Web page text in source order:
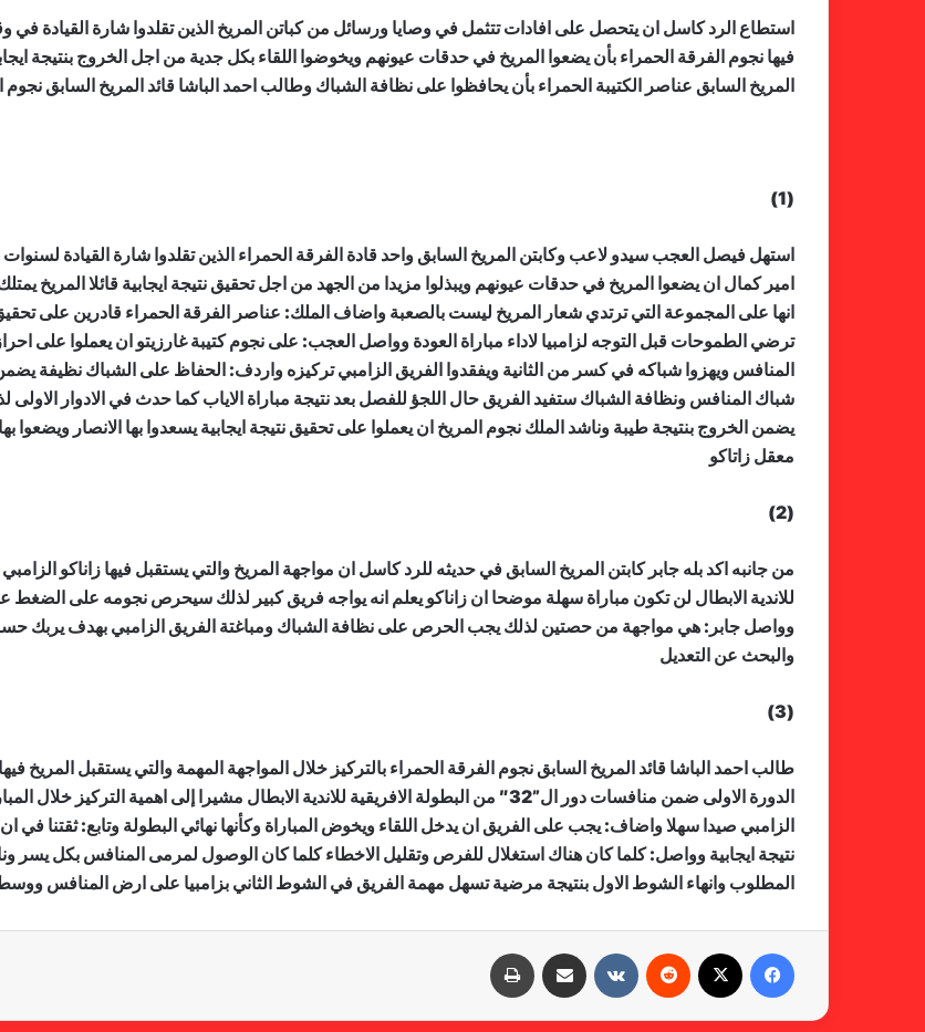
استطاع الرد كاسل ان يتحصل على افادات تتثمل في وصايا ورسائل من كباتن المريخ الذين تقلدوا شارة
فيها نجوم الفرقة الحمراء بأن يضعوا المريخ في حدقات عيونهم ويخوضوا اللقاء بكل جدية من اجل الخروج بنتيجة
المريخ السابق عناصر الكتيبة الحمراء بأن يحافظوا على نظافة الشباك وطالب احمد الباشا قائد المريخ السابق نجوم
(1)
استهل فيصل العجب سيدو لاعب وكابتن المريخ السابق واحد قادة الفرقة الحمراء الذين تقلدوا شارة القيادة
امير كمال ان يضعوا المريخ في حدقات عيونهم ويبذلوا مزيدا من الجهد من اجل تحقيق نتيجة ايجابية قائلا المريخ
انها على المجموعة التي ترتدي شعار المريخ ليست بالصعبة واضاف الملك: عناصر الفرقة الحمراء قادرين على تحقيق
ترضي الطموحات قبل التوجه لزامبيا لاداء مباراة العودة وواصل العجب: على نجوم كتيبة غارزيتو ان يعملوا على
المنافس ويهزوا شباكه في كسر من الثانية ويفقدوا الفريق الزامبي تركيزه واردف: الحفاظ على الشباك نظيفة
شباك المنافس ونظافة الشباك ستفيد الفريق حال اللجؤ للفصل بعد نتيجة مباراة الاياب كما حدث في الادوار
يضمن الخروج بنتيجة طيبة وناشد الملك نجوم المريخ ان يعملوا على تحقيق نتيجة ايجابية يسعدوا بها الانصار ويضعوا
معقل زاتاكو
(2)
للاندية الابطال لن تكون مباراة سهلة موضحا ان زاناكو يعلم انه يواجه فريق كبير لذلك سيحرص نجومه على
وواصل جابر: هي مواجهة من حصتين لذلك يجب الحرص على نظافة الشباك ومباغتة الفريق الزامبي بهدف يربك
والبحث عن التعديل
(3)
طالب احمد الباشا قائد المريخ السابق نجوم الفرقة الحمراء بالتركيز خلال المواجهة المهمة والتي يستقبل المريخ
الدورة الاولى ضمن منافسات دور ال”32″ من البطولة الافريقية للاندية الابطال مشيرا إلى اهمية
الزامبي صيدا سهلا واضاف: يجب على الفريق ان يدخل اللقاء ويخوض المباراة وكأنها نهائي البطولة وتابع: ثقتنا
نتيجة ايجابية وواصل: كلما كان هناك استغلال للفرص وتقليل الاخطاء كلما كان الوصول لمرمى المنافس بكل يسر
المطلوب وانهاء الشوط الاول بنتيجة مرضية تسهل مهمة الفريق في الشوط الثاني بزامبيا على ارض المنافس